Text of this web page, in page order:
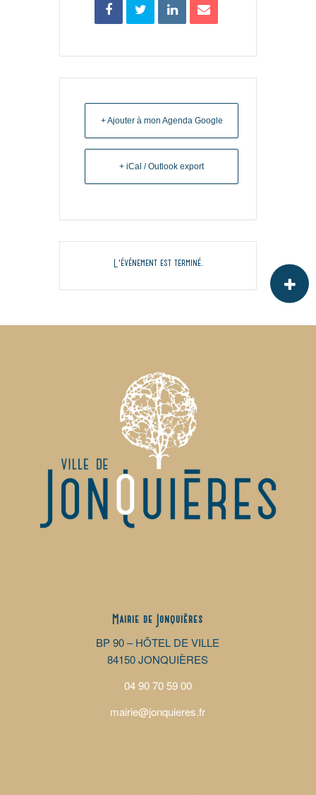
+ Ajouter à mon Agenda Google
+ iCal / Outlook export
L'événement est terminé.
Mairie de Jonquières
BP 90 – HÔTEL DE VILLE
84150 JONQUIÈRES
04 90 70 59 00
mairie@jonquieres.fr